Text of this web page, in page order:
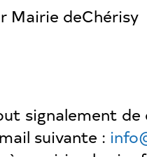
Mairie deChérisy
signalement de
suivante :